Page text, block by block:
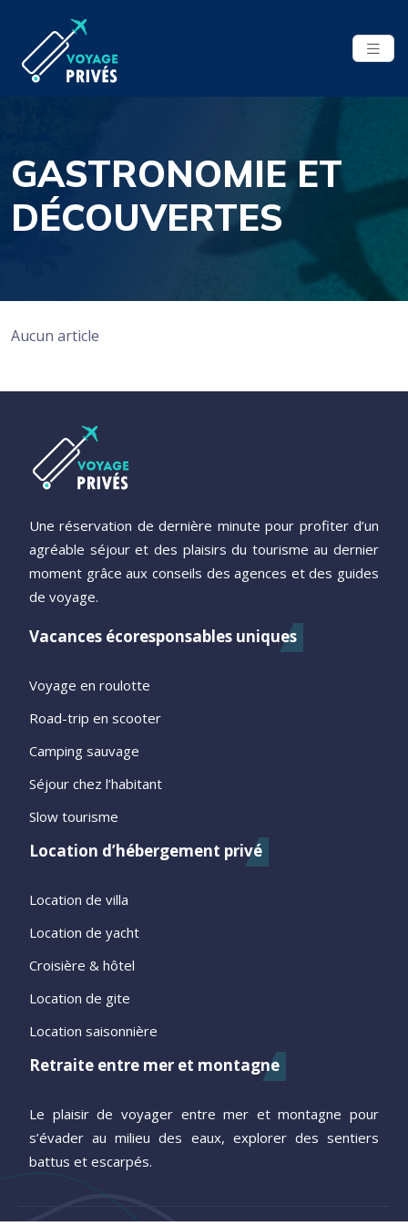
GASTRONOMIE ET
DÉCOUVERTES
Aucun article
Une réservation de dernière minute pour profiter d’un
agréable séjour et des plaisirs du tourisme au dernier
moment grâce aux conseils des agences et des guides
de voyage.
Vacances écoresponsables uniques
Voyage en roulotte
Road-trip en scooter
Camping sauvage
Séjour chez l’habitant
Slow tourisme
Location d’hébergement privé
Location de villa
Location de yacht
Croisière & hôtel
Location de gite
Location saisonnière
Retraite entre mer et montagne
Le plaisir de voyager entre mer et montagne pour
s’évader au milieu des eaux, explorer des sentiers
battus et escarpés.